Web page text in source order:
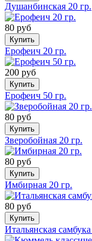
Душанбинская 20 гр.
80 руб
Купить
Ерофеич 20 гр.
200 руб
Купить
Ерофеич 50 гр.
80 руб
Купить
Зверобойная 20 гр.
80 руб
Купить
Имбирная 20 гр.
80 руб
Купить
Итальянская